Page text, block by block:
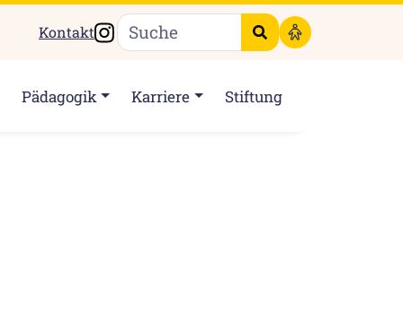
Kontakt Instagram
Suche starten
Pädagogik Karriere Stiftung